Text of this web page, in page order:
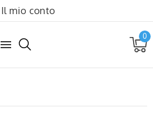
Il mio conto

0